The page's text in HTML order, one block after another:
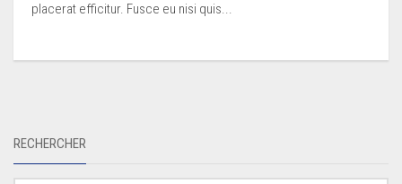
placerat efficitur. Fusce eu nisi quis...
RECHERCHER